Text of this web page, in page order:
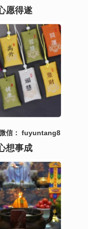
愿得遂
信： fuyuntang8
想事成